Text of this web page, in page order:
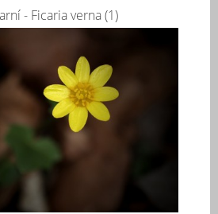
- Ficaria verna (1)